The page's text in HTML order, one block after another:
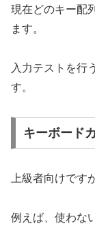
現在どのキー配
ます。
入力テストを行
す。
キーボード
上級者向けです
例えば、使わな